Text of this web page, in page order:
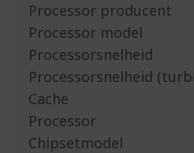
Processor producent
Processor model
Processorsnelheid
Processorsnelheid
Cache
Processor
Chipsetmodel